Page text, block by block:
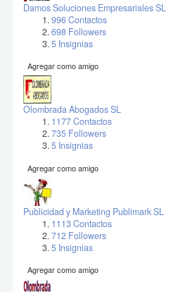
Damos Soluciones Empresariales SL
996 Contactos
698 Followers
5 Insignias
Agregar como amigo
Olombrada Abogados SL
1177 Contactos
735 Followers
5 Insignias
Agregar como amigo
Publicidad y Marketing Publimark SL
1113 Contactos
712 Followers
5 Insignias
Agregar como amigo